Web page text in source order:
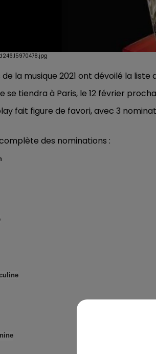
de la musique 2021 ont dévoilé la liste
se tiendra à Paris, le 12 février
fait figure de favori, avec 3
des nominations :